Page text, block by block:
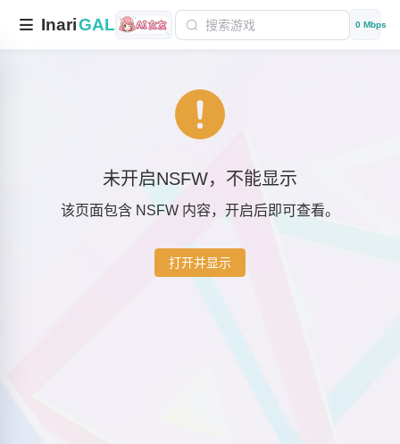
InariGAL 0 Mbps
未开启NSFW，不能显示
该页面包含 NSFW 内容，开启后即可查看。
打开并显示